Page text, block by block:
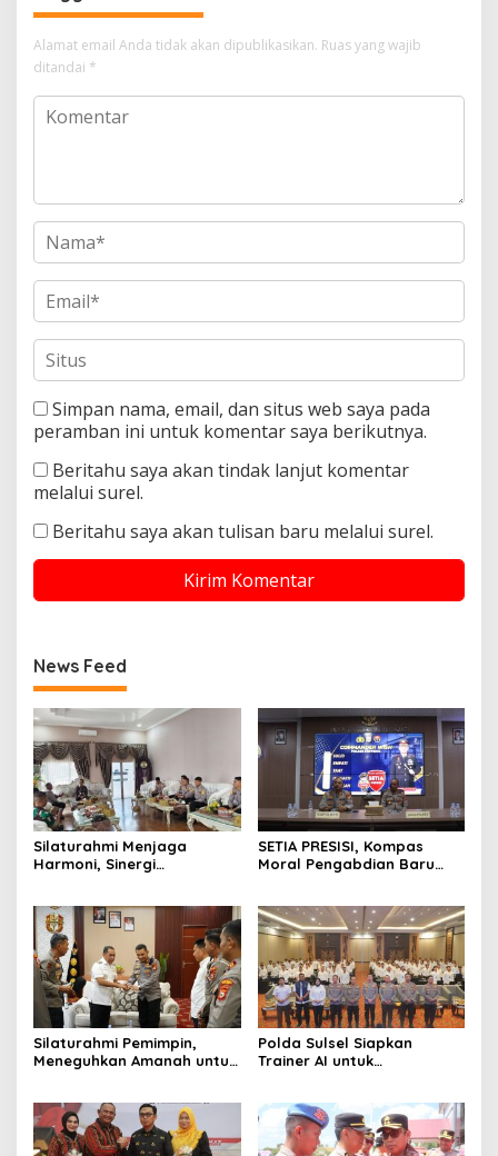
Alamat email Anda tidak akan dipublikasikan. Ruas yang wajib
ditandai *
Simpan nama, email, dan situs web saya pada
peramban ini untuk komentar saya berikutnya.
Beritahu saya akan tindak lanjut komentar
melalui surel.
Beritahu saya akan tulisan baru melalui surel.
News Feed
Silaturahmi Menjaga
Harmoni, Sinergi
SETIA PRESISI, Kompas
Moral Pengabdian Baru
Silaturahmi Pemimpin,
Meneguhkan Amanah untuk
Polda Sulsel Siapkan
Trainer AI untuk